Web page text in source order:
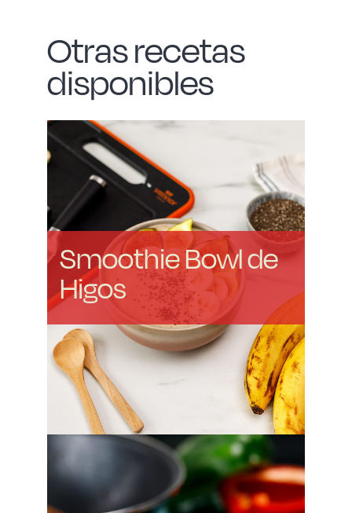
Otras recetas
disponibles
Smoothie Bowl de
Higos